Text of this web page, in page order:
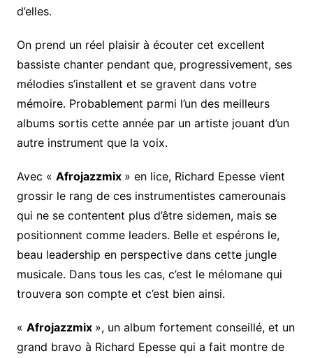
d’elles.
On prend un réel plaisir à écouter cet excellent
bassiste chanter pendant que, progressivement, ses
mélodies s’installent et se gravent dans votre
mémoire. Probablement parmi l’un des meilleurs
albums sortis cette année par un artiste jouant d’un
autre instrument que la voix.
Avec « Afrojazzmix » en lice, Richard Epesse vient
grossir le rang de ces instrumentistes camerounais
qui ne se contentent plus d’être sidemen, mais se
positionnent comme leaders. Belle et espérons le,
beau leadership en perspective dans cette jungle
musicale. Dans tous les cas, c’est le mélomane qui
trouvera son compte et c’est bien ainsi.
« Afrojazzmix », un album fortement conseillé, et un
grand bravo à Richard Epesse qui a fait montre de